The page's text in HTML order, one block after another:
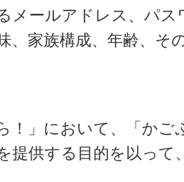
メールアドレス、パ
、家族構成、年齢、そ
！」において、「か
提供する目的を以って